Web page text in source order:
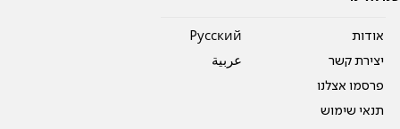
אודות
יצירת קשר
פרסמו אצלנו
תנאי שימוש
Pусский
عربية